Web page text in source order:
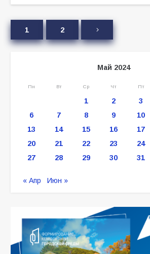
1 2
Май 2024
Пн Вт Ср Чт Пт
1 2 3
6
7 8 9 10
13
14 15 16 17
20
21 22 23 24
27
28 29 30 31
« Апр Июн »